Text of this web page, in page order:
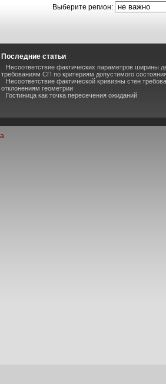
Выберите регион:
Последние статьи
Несоответствие фактических параметров ширины
требованиям СП по критериям допустимого
Несоответствие фактической кривизны стен
отклонениям геометрии
Гостиница как точка пересечения ожиданий